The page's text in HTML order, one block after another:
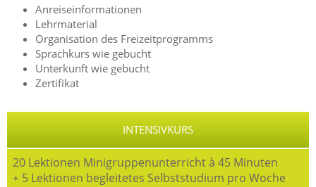
Anreiseinformationen
Lehrmaterial
Organisation des Freizeitprogramms
Sprachkurs wie gebucht
Unterkunft wie gebucht
Zertifikat
INTENSIVKURS
20 Lektionen Minigruppenunterricht à 45 Minuten
+ 5 Lektionen begleitetes Selbststudium pro Woche